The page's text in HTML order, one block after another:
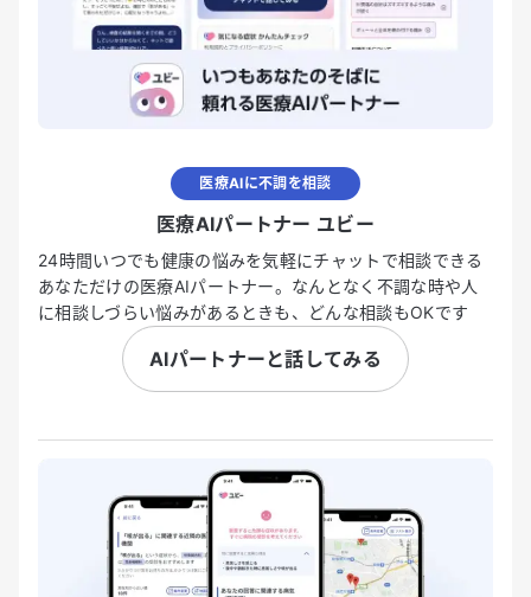
医療AIに不調を相談
医療AIパートナー ユビー
24時間いつでも健康の悩みを気軽にチャットで相談できる
あなただけの医療AIパートナー。なんとなく不調な時や人
に相談しづらい悩みがあるときも、どんな相談もOKです
AIパートナーと話してみる